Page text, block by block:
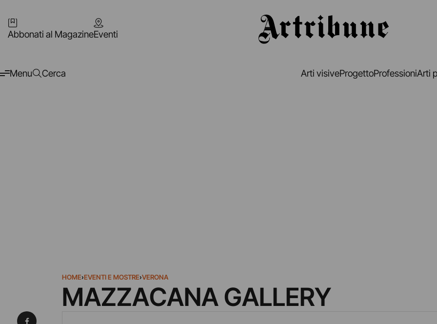
Abbonati al MagazineEventi
Menu Cerca Arti visiveProgettoProfessioniArti
HOME›EVENTI E MOSTRE›VERONA
MAZZACANA GALLERY
Condividi su Facebook